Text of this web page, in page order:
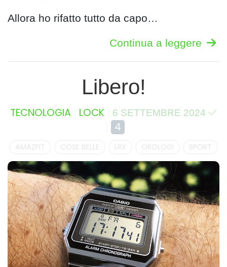
Allora ho rifatto tutto da capo…
Continua a leggere
Libero!
TECNOLOGIA LOCK 6 SETTEMBRE 2024
4
AMAZFIT COSE BELLE LRX OROLOGI SPORT